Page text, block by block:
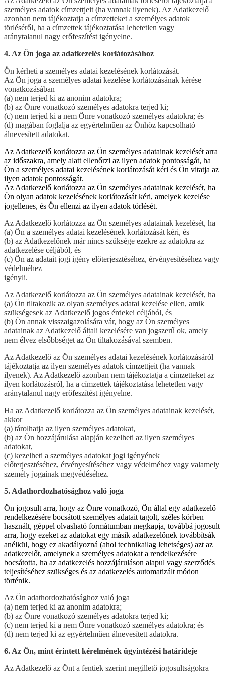
személyes adatok címzettjeit (ha vannak ilyenek). Az Adatkezelő
azonban nem tájékoztatja a címzetteket a személyes adatok
törléséről, ha a címzettek tájékoztatása lehetetlen vagy
aránytalanul nagy erőfeszítést igényelne.
4. Az Ön joga az adatkezelés korlátozásához
Ön kérheti a személyes adatai kezelésének korlátozását.
Az Ön joga a személyes adatai kezelése korlátozásának kérése
vonatkozásában
(a) nem terjed ki az anonim adatokra;
(b) az Önre vonatkozó személyes adatokra terjed ki;
(c) nem terjed ki a nem Önre vonatkozó személyes adatokra; és
(d) magában foglalja az egyértelműen az Önhöz kapcsolható
álnevesített adatokat.
Az Adatkezelő korlátozza az Ön személyes adatainak kezelését arra
az időszakra, amely alatt ellenőrzi az ilyen adatok pontosságát, ha
Ön a személyes adatai kezelésének korlátozását kéri és Ön vitatja az
ilyen adatok pontosságát.
Az Adatkezelő korlátozza az Ön személyes adatainak kezelését, ha
Ön olyan adatok kezelésének korlátozását kéri, amelyek kezelése
jogellenes, és Ön ellenzi az ilyen adatok törlését.
Az Adatkezelő korlátozza az Ön személyes adatainak kezelését, ha
(a) Ön a személyes adatai kezelésének korlátozását kéri, és
(b) az Adatkezelőnek már nincs szüksége ezekre az adatokra az
adatkezelése céljából, és
(c) Ön az adatait jogi igény előterjesztéséhez, érvényesítéséhez vagy
védelméhez
igényli.
Az Adatkezelő korlátozza az Ön személyes adatainak kezelését, ha
(a) Ön tiltakozik az olyan személyes adatai kezelése ellen, amik
szükségesek az Adatkezelő jogos érdekei céljából, és
(b) Ön annak visszaigazolására vár, hogy az Ön személyes
adatainak az Adatkezelő általi kezelésére van jogszerű ok, amely
nem élvez elsőbbséget az Ön tiltakozásával szemben.
Az Adatkezelő az Ön személyes adatai kezelésének korlátozásáról
tájékoztatja az ilyen személyes adatok címzettjeit (ha vannak
ilyenek). Az Adatkezelő azonban nem tájékoztatja a címzetteket az
ilyen korlátozásról, ha a címzettek tájékoztatása lehetetlen vagy
aránytalanul nagy erőfeszítést igényelne.
Ha az Adatkezelő korlátozza az Ön személyes adatainak kezelését,
akkor
(a) tárolhatja az ilyen személyes adatokat,
(b) az Ön hozzájárulása alapján kezelheti az ilyen személyes
adatokat,
(c) kezelheti a személyes adatokat jogi igényének
előterjesztéséhez, érvényesítéséhez vagy védelméhez vagy valamely
személy jogainak megvédéséhez.
5. Adathordozhatósághoz való joga
Ön jogosult arra, hogy az Önre vonatkozó, Ön által egy adatkezelő
rendelkezésére bocsátott személyes adatait tagolt, széles körben
használt, géppel olvasható formátumban megkapja, továbbá jogosult
arra, hogy ezeket az adatokat egy másik adatkezelőnek továbbítsák
anélkül, hogy ez akadályozná (ahol technikailag lehetséges) azt az
adatkezelőt, amelynek a személyes adatokat a rendelkezésére
bocsátotta, ha az adatkezelés hozzájáruláson alapul vagy szerződés
teljesítéséhez szükséges és az adatkezelés automatizált módon
történik.
Az Ön adathordozhatósághoz való joga
(a) nem terjed ki az anonim adatokra;
(b) az Önre vonatkozó személyes adatokra terjed ki;
(c) nem terjed ki a nem Önre vonatkozó személyes adatokra; és
(d) nem terjed ki az egyértelműen álnevesített adatokra.
6. Az Ön, mint érintett kérelmének ügyintézési határideje
Az Adatkezelő az Önt a fentiek szerint megillető jogosultságokra